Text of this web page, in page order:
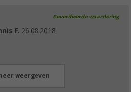
Geverifieerde waardering
F. 26.08.2018
weergeven